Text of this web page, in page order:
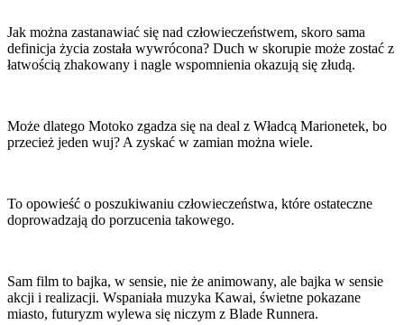
Jak można zastanawiać się nad człowieczeństwem, skoro sama
definicja życia została wywrócona? Duch w skorupie może zostać z
łatwością zhakowany i nagle wspomnienia okazują się złudą.
Może dlatego Motoko zgadza się na deal z Władcą Marionetek, bo
przecież jeden wuj? A zyskać w zamian można wiele.
To opowieść o poszukiwaniu człowieczeństwa, które ostateczne
doprowadzają do porzucenia takowego.
Sam film to bajka, w sensie, nie że animowany, ale bajka w sensie
akcji i realizacji. Wspaniała muzyka Kawai, świetne pokazane
miasto, futuryzm wylewa się niczym z Blade Runnera.